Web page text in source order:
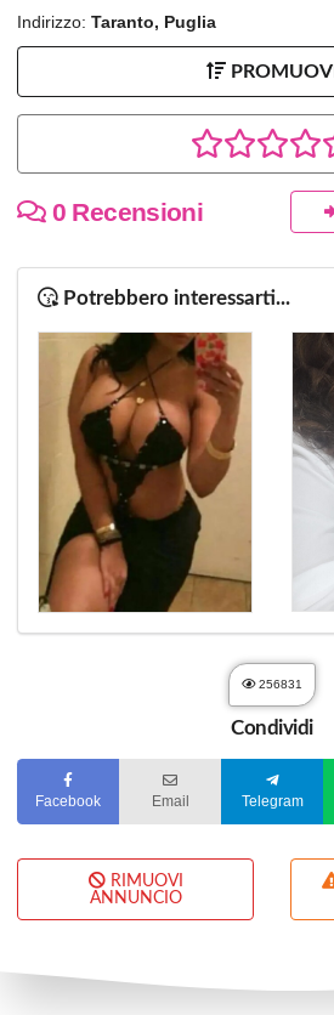
Indirizzo: Taranto, Puglia
PROMUOVI
0 Recensioni
Potrebbero interessarti...
256831
Condividi
Facebook Email Telegram
RIMUOVI
ANNUNCIO